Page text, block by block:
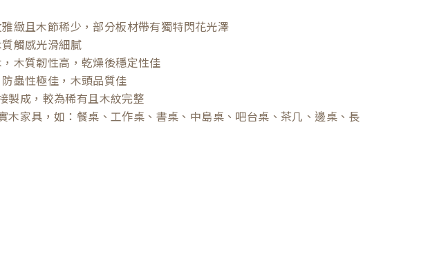
緻且木節稀少，部分板材帶有獨特閃花光澤
觸感光滑細膩
木質韌性高，乾燥後穩定性佳
蟲性極佳，木頭品質佳
製成，較為稀有且木紋完整
木家具，如：餐桌、工作桌、書桌、中島桌、吧台桌、茶几、邊桌、長